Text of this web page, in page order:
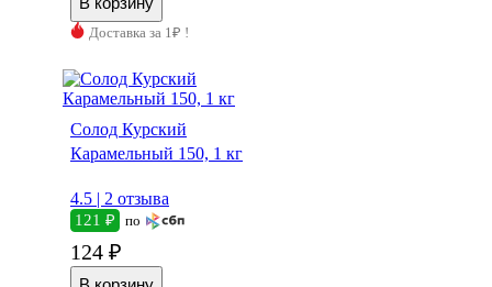
Доставка за 1₽ !
Солод Курский
Карамельный 150, 1 кг
4.5 | 2 отзыва
121 ₽ по
124 ₽